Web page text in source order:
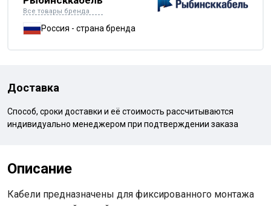
Все товары бренда
Россия - страна бренда
Доставка
Способ, сроки доставки и её стоимость рассчитываются
индивидуально менеджером при подтверждении заказа
Описание
Кабели предназначены для фиксированного монтажа